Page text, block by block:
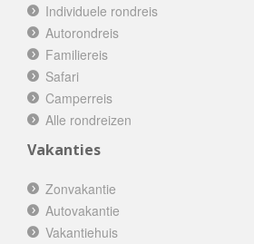
Individuele rondreis
Autorondreis
Familiereis
Safari
Camperreis
Alle rondreizen
Vakanties
Zonvakantie
Autovakantie
Vakantiehuis